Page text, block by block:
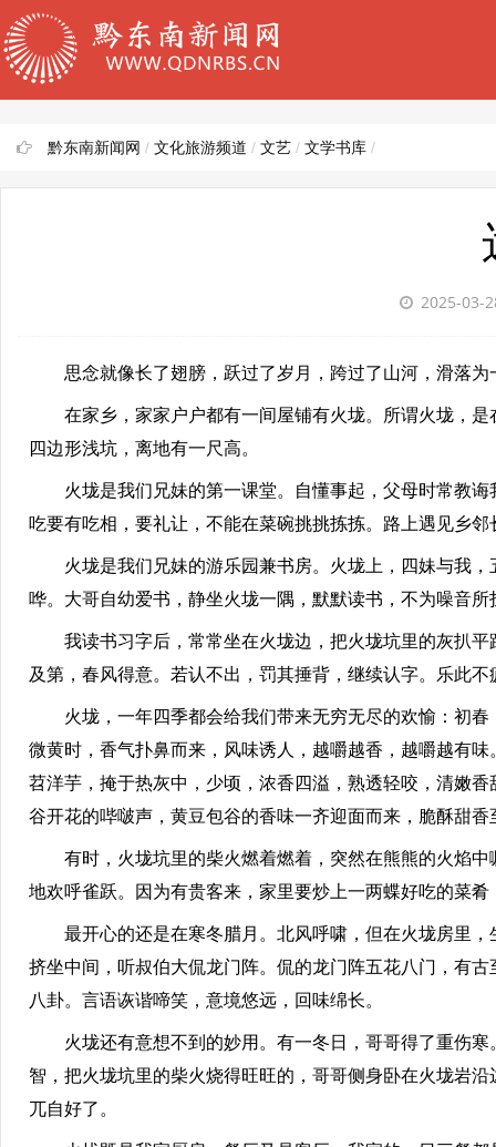
黔东南新闻网 / 文化旅游频道 / 文艺 / 文学书库 /
2025-03-
思念就像长了翅膀，跃过了岁月，跨过了山河，滑落为
在家乡，家家户户都有一间屋铺有火垅。所谓火垅，是
四边形浅坑，离地有一尺高。
火垅是我们兄妹的第一课堂。自懂事起，父母时常教诲
吃要有吃相，要礼让，不能在菜碗挑挑拣拣。路上遇见乡
火垅是我们兄妹的游乐园兼书房。火垅上，四妹与我，
哗。大哥自幼爱书，静坐火垅一隅，默默读书，不为噪音所
我读书习字后，常常坐在火垅边，把火垅坑里的灰扒平
及第，春风得意。若认不出，罚其捶背，继续认字。乐此不
火垅，一年四季都会给我们带来无穷无尽的欢愉：初春
微黄时，香气扑鼻而来，风味诱人，越嚼越香，越嚼越有
苕洋芋，掩于热灰中，少顷，浓香四溢，熟透轻咬，清嫩
谷开花的哔啵声，黄豆包谷的香味一齐迎面而来，脆酥甜香
有时，火垅坑里的柴火燃着燃着，突然在熊熊的火焰中
地欢呼雀跃。因为有贵客来，家里要炒上一两蝶好吃的菜肴
最开心的还是在寒冬腊月。北风呼啸，但在火垅房里，
挤坐中间，听叔伯大侃龙门阵。侃的龙门阵五花八门，有
八卦。言语诙谐啼笑，意境悠远，回味绵长。
火垅还有意想不到的妙用。有一冬日，哥哥得了重伤寒
智，把火垅坑里的柴火烧得旺旺的，哥哥侧身卧在火垅岩
兀自好了。